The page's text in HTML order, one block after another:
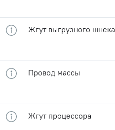
Жгут выгрузного шнека
Провод массы
Жгут процессора